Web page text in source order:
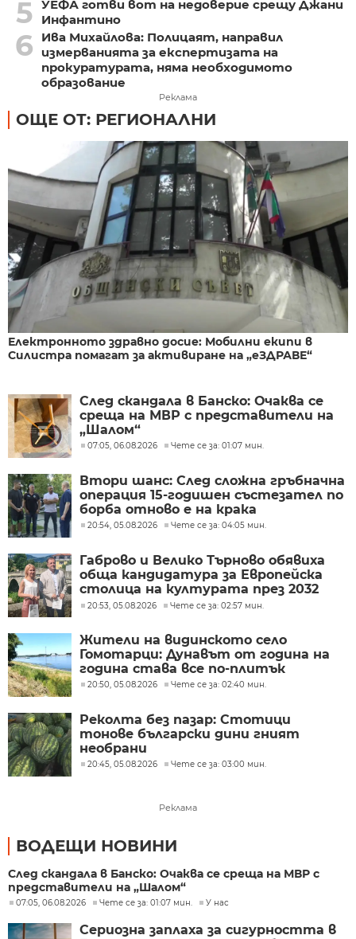
5 УЕФА готви вот на недоверие срещу Джани
Инфантино
6
Ива Михайлова: Полицаят, направил
измерванията за експертизата на
прокуратурата, няма необходимото
образование
Реклама
ОЩЕ ОТ: РЕГИОНАЛНИ
Електронното здравно досие: Мобилни екипи в
Силистра помагат за активиране на „еЗДРАВЕ“
След скандала в Банско: Очаква се
среща на МВР с представители на
„Шалом“
07:05, 06.08.2026 Чете се за: 01:07 мин.
Втори шанс: След сложна гръбначна
операция 15-годишен състезател по
борба отново е на крака
20:54, 05.08.2026 Чете се за: 04:05 мин.
Габрово и Велико Търново обявиха
обща кандидатура за Европейска
столица на културата през 2032
година
20:53, 05.08.2026 Чете се за: 02:57 мин.
Жители на видинското село
Гомотарци: Дунавът от година на
година става все по-плитък
20:50, 05.08.2026 Чете се за: 02:40 мин.
Реколта без пазар: Стотици
тонове български дини гният
необрани
20:45, 05.08.2026 Чете се за: 03:00 мин.
Реклама
ВОДЕЩИ НОВИНИ
След скандала в Банско: Очаква се среща на МВР с
представители на „Шалом“
07:05, 06.08.2026 Чете се за: 01:07 мин. У нас
Сериозна заплаха за сигурността в